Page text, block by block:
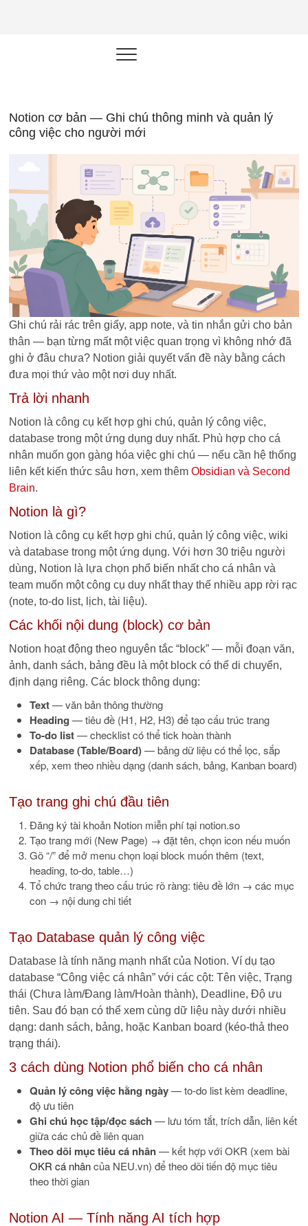
năng lực cá
thời đại AI
Notion cơ bản — Ghi chú thông minh và quản lý
công việc cho người mới
Ghi chú rải rác trên giấy, app note, và tin nhắn gửi cho bản
thân — bạn từng mất một việc quan trọng vì không nhớ đã
ghi ở đâu chưa? Notion giải quyết vấn đề này bằng cách
đưa mọi thứ vào một nơi duy nhất.
Trả lời nhanh
Notion là công cụ kết hợp ghi chú, quản lý công việc,
database trong một ứng dụng duy nhất. Phù hợp cho cá
nhân muốn gọn gàng hóa việc ghi chú — nếu cần hệ thống
liên kết kiến thức sâu hơn, xem thêmObsidian và Second
Brain.
Notion là gì?
Notion là công cụ kết hợp ghi chú, quản lý công việc, wiki
và database trong một ứng dụng. Với hơn 30 triệu người
dùng, Notion là lựa chọn phổ biến nhất cho cá nhân và
team muốn một công cụ duy nhất thay thế nhiều app rời rạc
(note, to-do list, lịch, tài liệu).
Các khối nội dung (block) cơ bản
Notion hoạt động theo nguyên tắc “block” — mỗi đoạn văn,
ảnh, danh sách, bảng đều là một block có thể di chuyển,
định dạng riêng. Các block thông dụng:
Text— văn bản thông thường
Heading — tiêu đề (H1, H2, H3) để tạo cấu trúc trang
To-do list— checklist có thể tick hoàn thành
Database (Table/Board)— bảng dữ liệu có thể lọc, sắp
xếp, xem theo nhiều dạng (danh sách, bảng, Kanban board)
Tạo trang ghi chú đầu tiên
Đăng ký tài khoản Notion miễn phí tại notion.so
Tạo trang mới (New Page) → đặt tên, chọn icon nếu muốn
Gõ “/” để mở menu chọn loại block muốn thêm (text,
heading, to-do, table…)
Tổ chức trang theo cấu trúc rõ ràng: tiêu đề lớn → các mục
con → nội dung chi tiết
Tạo Database quản lý công việc
Database là tính năng mạnh nhất của Notion. Ví dụ tạo
database “Công việc cá nhân” với các cột: Tên việc, Trạng
thái (Chưa làm/Đang làm/Hoàn thành), Deadline, Độ ưu
tiên. Sau đó bạn có thể xem cùng dữ liệu này dưới nhiều
dạng: danh sách, bảng, hoặc Kanban board (kéo-thả theo
trạng thái).
3 cách dùng Notion phổ biến cho cá nhân
Quản lý công việc hằng ngày— to-do list kèm deadline,
độ ưu tiên
Ghi chú học tập/đọc sách — lưu tóm tắt, trích dẫn, liên kết
giữa các chủ đề liên quan
Theo dõi mục tiêu cá nhân— kết hợp với OKR (xem bài
OKR cá nhâncủa NEU.vn) để theo dõi tiến độ mục tiêu
theo thời gian
Notion AI — Tính năng AI tích hợp